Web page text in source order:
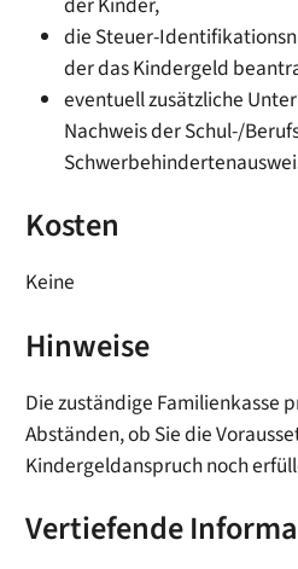
die Steuer-
der das Kindergeld
eventuell zusätzliche
Nachweis der Schul-/
Kosten
Keine
Hinweise
Die zuständige Familienkasse
Abständen, ob Sie die
Kindergeldanspruch noch
Vertiefende